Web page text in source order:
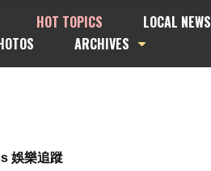
HOT TOPICS
LOCAL NEWS
ARCHIVES
娛樂追蹤